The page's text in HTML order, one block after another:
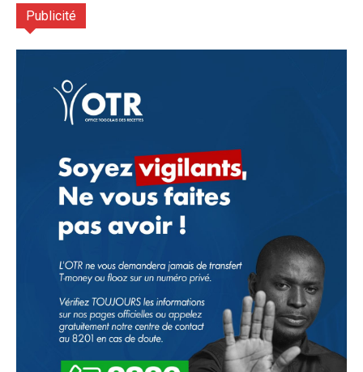
Publicité